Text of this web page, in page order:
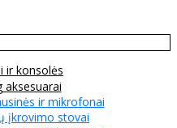
ir konsolės
aksesuarai
ir mikrofonai
įkrovimo stovai